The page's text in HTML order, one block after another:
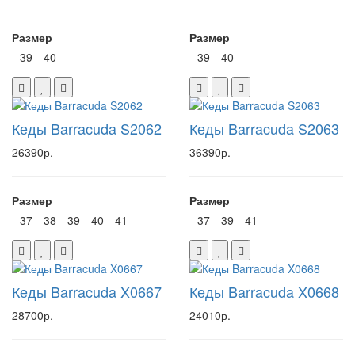
Размер
39
40
Размер
39
40
Кеды Barracuda S2062
26390р.
Размер
37
38 39 40 41
Кеды Barracuda S2063
36390р.
Размер
37
39 41
Кеды Barracuda X0667
28700р.
Кеды Barracuda X0668
24010р.